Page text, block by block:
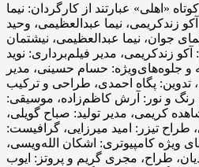
«اهلی» عبارتند از کارگردان: نیما
زندکریمی، نیما عبدالعظیمی، وحید
جوان، نیما عبدالعظیمی، نیشتمان
زندکریمی، مدیر فیلم‌برداری: نوید
و جلوه‌های‌ویژه: حسام حسینی، مدیر
تدوین: پگاه احمدی، طراحی و ترکیب
رنگ و نور: آرش کاظم‌زاده، موسیقی:
کریمی، مدیر تولید: صباح گویلی،
طراح تیزر: امید میرزایی، گرافیست:
ویژه کامپیوتری: اشکان الله‌ویسی،
طراح، مجری گریم و پروتز: ایوب